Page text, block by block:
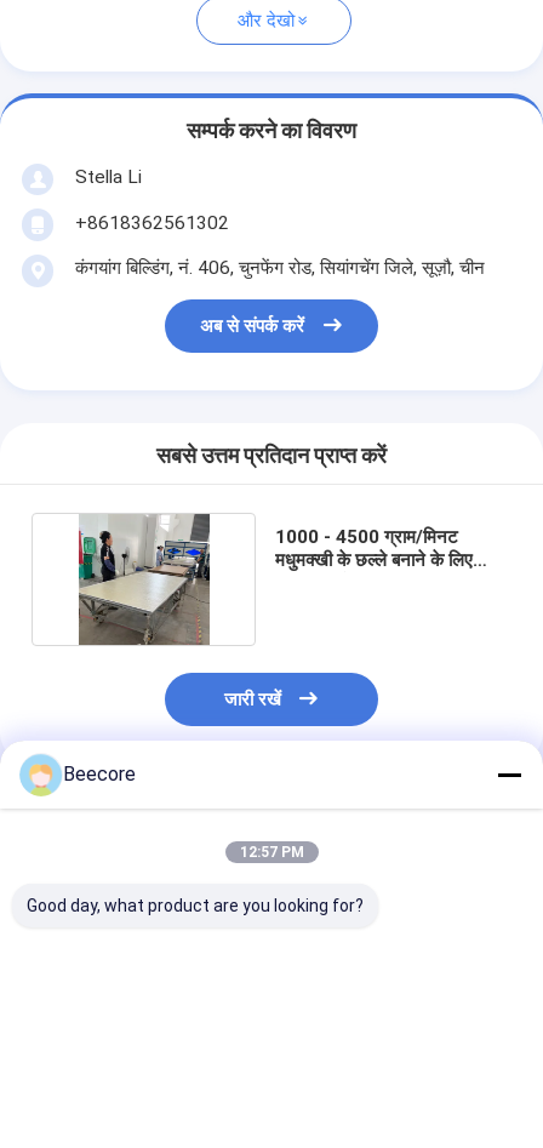
और देखो
सम्पर्क करने का विवरण
Stella Li
+8618362561302
कंगयांग बिल्डिंग, नं. 406, चुनफेंग रोड, सियांगचेंग जिले, सूज़ौ, चीन
अब से संपर्क करें
सबसे उत्तम प्रतिदान प्राप्त करें
1000 - 4500 ग्राम/मिनट
मधुमक्खी के छल्ले बनाने के लिए
जारी रखें
अनुशंसित उत्पाद
Beecore
12:57 PM
Good day, what product are you looking for?